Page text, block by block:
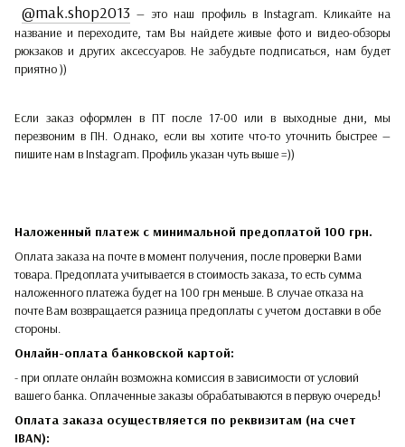
@mak.shop2013 — это наш профиль в Instagram. Кликайте на
название и переходите, там Вы найдете живые фото и видео-обзоры
рюкзаков и других аксессуаров. Не забудьте подписаться, нам будет
приятно ))
Если заказ оформлен в ПТ после 17-00 или в выходные дни, мы
перезвоним в ПН. Однако, если вы хотите что-то уточнить быстрее —
пишите нам в Instagram. Профиль указан чуть выше =))
Наложенный платеж с минимальной предоплатой 100 грн.
Оплата заказа на почте в момент получения, после проверки Вами
товара. Предоплата учитывается в стоимость заказа, то есть сумма
наложенного платежа будет на 100 грн меньше. В случае отказа на
почте Вам возвращается разница предоплаты с учетом доставки в обе
стороны.​​
Онлайн-оплата банковской картой:
- при оплате онлайн возможна комиссия в зависимости от условий
вашего банка. Оплаченные заказы обрабатываются в первую очередь!
Оплата заказа осуществляется по реквизитам (на счет
IBAN):